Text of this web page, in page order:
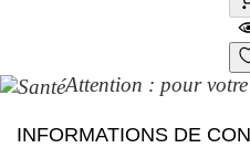
Attention : pour
INFORMATIONS DE